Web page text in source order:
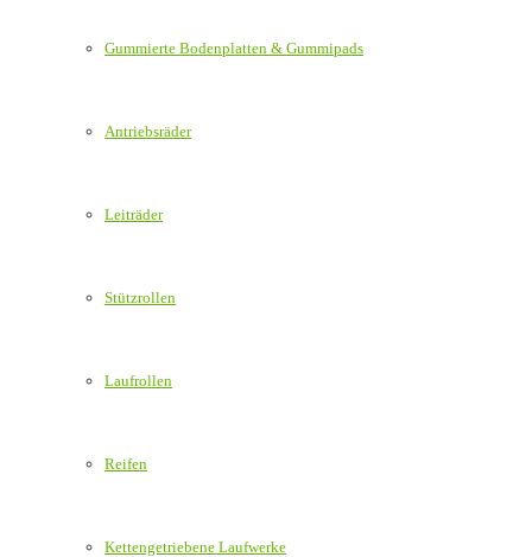
Gummierte Bodenplatten & Gummipads
Antriebsräder
Leiträder
Stützrollen
Laufrollen
Reifen
Kettengetriebene Laufwerke